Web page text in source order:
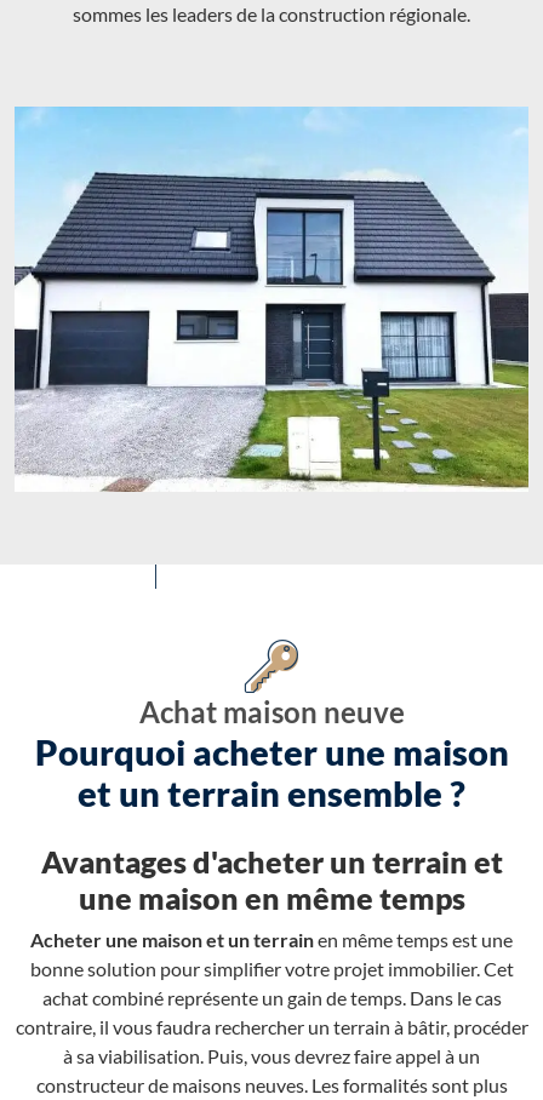
sommes les leaders de la construction régionale.
Achat maison neuve
Pourquoi acheter une maison
et un terrain ensemble ?
Avantages d'acheter un terrain et
une maison en même temps
Acheter une maison et un terrainen même temps est une
bonne solution pour simplifier votre projet immobilier. Cet
achat combiné représente un gain de temps. Dans le cas
contraire, il vous faudra rechercher un terrain à bâtir, procéder
à sa viabilisation. Puis, vous devrez faire appel à un
constructeur de maisons neuves. Les formalités sont plus